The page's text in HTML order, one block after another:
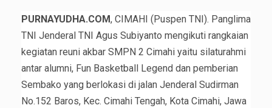
PURNAYUDHA.COM, CIMAHI (Puspen TNI). Panglima
TNI Jenderal TNI Agus Subiyanto mengikuti rangkaian
kegiatan reuni akbar SMPN 2 Cimahi yaitu silaturahmi
antar alumni, Fun Basketball Legend dan pemberian
Sembako yang berlokasi di jalan Jenderal Sudirman
No.152 Baros, Kec. Cimahi Tengah, Kota Cimahi, Jawa